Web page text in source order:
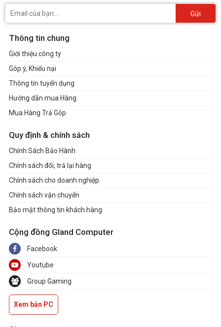
Gửi
Thông tin chung
Giới thiệu công ty
Góp ý, Khiếu nại
Thông tin tuyển dụng
Hướng dẫn mua Hàng
Mua Hàng Trả Góp
Quy định & chính sách
Chính Sách Bảo Hành
Chính sách đổi, trả lại hàng
Chính sách cho doanh nghiệp
Chính sách vận chuyển
Bảo mật thông tin khách hàng
Cộng đồng Gland Computer
Facebook
Youtube
Group Gaming
Xem bản PC